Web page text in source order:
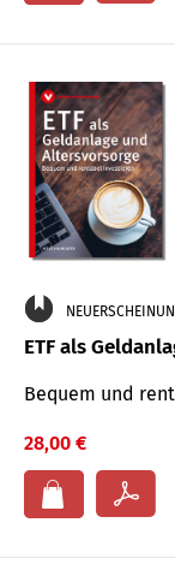
ETF als
Bequem und
28,00 €